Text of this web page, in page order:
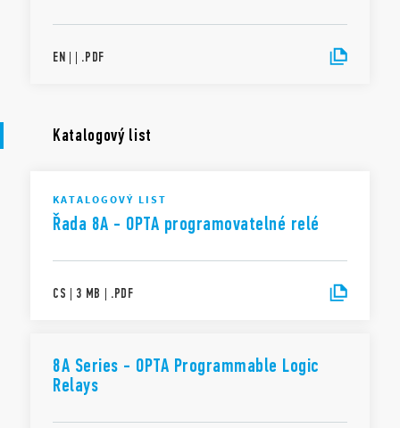
EN | | .PDF
Katalogový list
KATALOGOVÝ LIST
Řada 8A - OPTA programovatelné relé
CS | 3 MB | .PDF
8A Series - OPTA Programmable Logic
Relays